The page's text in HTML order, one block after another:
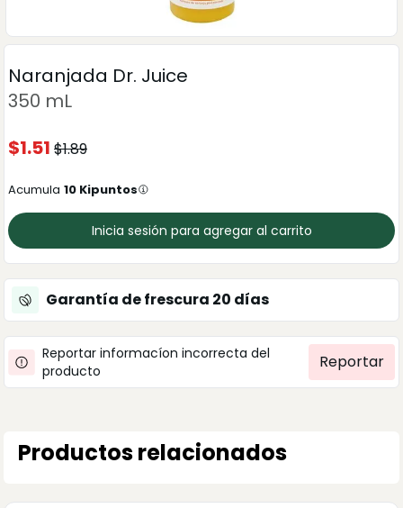
Naranjada Dr. Juice
350 mL
$1.51 $1.89
Acumula 10 Kipuntos
Inicia sesión para agregar al carrito
Garantía de frescura 20 días
Reportar informacíon incorrecta del
producto
Reportar
Productos relacionados